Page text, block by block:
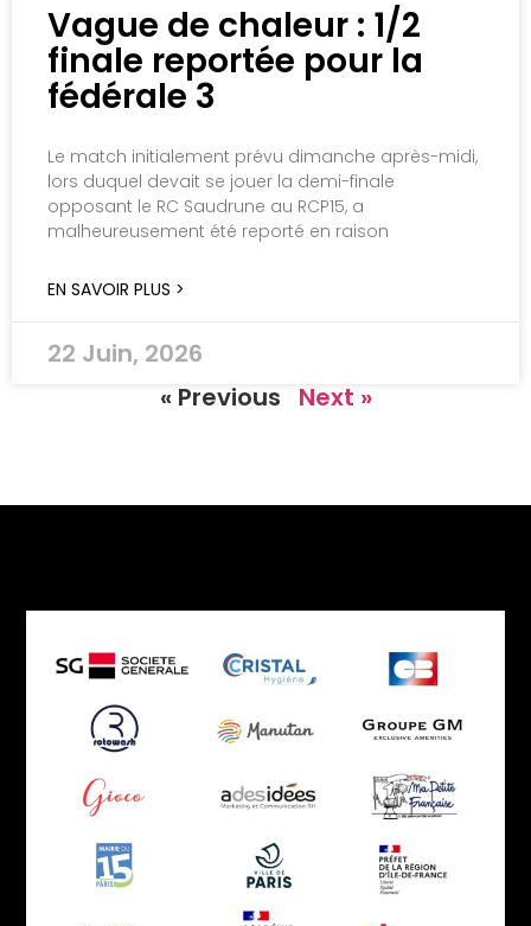
Vague de chaleur : 1/2
finale reportée pour la
fédérale 3
Le match initialement prévu dimanche après-midi,
lors duquel devait se jouer la demi-finale
opposant le RC Saudrune au RCP15, a
malheureusement été reporté en raison
EN SAVOIR PLUS >
22 Juin, 2026
« Previous
Next »